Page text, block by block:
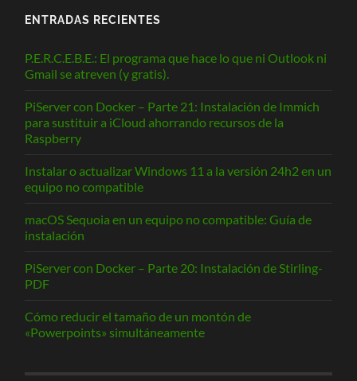
ENTRADAS RECIENTES
P.E.R.C.E.B.E.: El programa que hace lo que ni Outlook ni
Gmail se atreven (y gratis).
PiServer con Docker – Parte 21: Instalación de Immich
para sustituir a iCloud ahorrando recursos de la
Raspberry
Instalar o actualizar Windows 11 a la versión 24h2 en un
equipo no compatible
macOS Sequoia en un equipo no compatible: Guía de
instalación
PiServer con Docker – Parte 20: Instalación de Stirling-
PDF
Cómo reducir el tamaño de un montón de
«Powerpoints» simultáneamente